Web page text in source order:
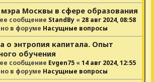
Москвы в сфере образования
сообщение StandBy « 28 авг 2024, 08:58
в форуме Насущные вопросы
о энтропия капитала. Опыт
обучения
сообщение Evgen75 «14 авг 2024, 12:55
в форуме Насущные вопросы